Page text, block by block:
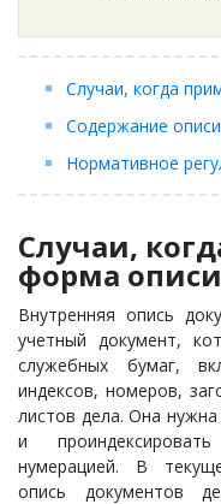
Случаи, когда
Содержание
Нормативное
Случаи,
форма
Внутренняя опись
учетный документ,
служебных бумаг,
индексов, номеров,
листов дела. Она
и
нумерацией. В
опись документов